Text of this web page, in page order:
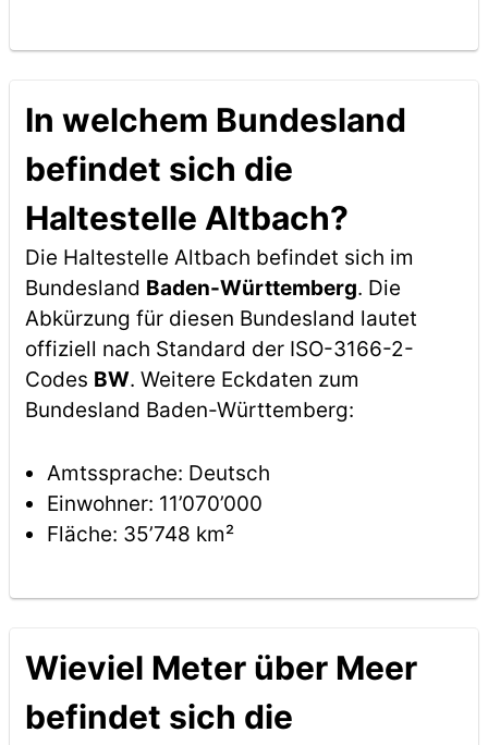
In welchem Bundesland
befindet sich die
Haltestelle Altbach?
Die Haltestelle Altbach befindet sich im
Bundesland Baden-Württemberg. Die
Abkürzung für diesen Bundesland lautet
offiziell nach Standard der ISO-3166-2-
Codes BW. Weitere Eckdaten zum
Bundesland Baden-Württemberg:
Amtssprache: Deutsch
Einwohner: 11’070’000
Fläche: 35’748 km²
Wieviel Meter über Meer
befindet sich die